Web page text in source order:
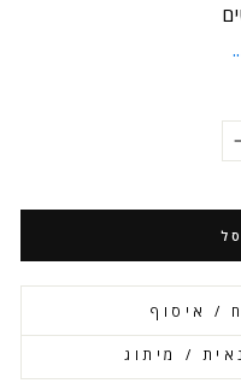
−
/ איסוף
/ מיתוג